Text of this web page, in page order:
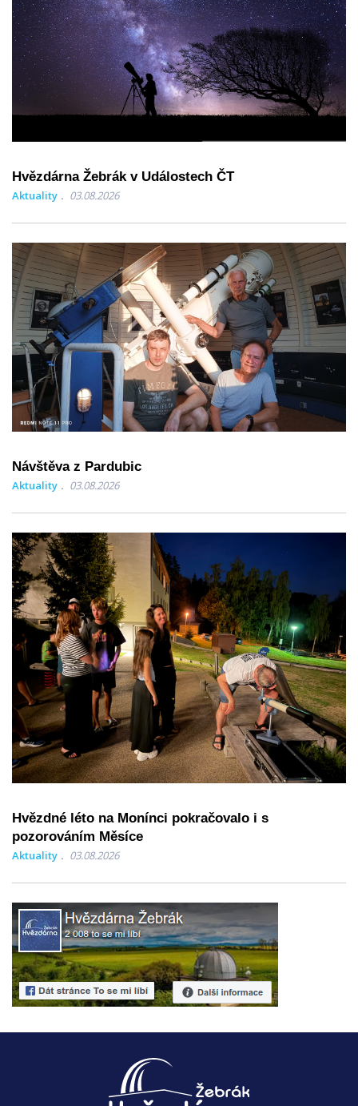
Hvězdárna Žebrák v Událostech ČT
Aktuality 03.08.2026
Návštěva z Pardubic
Aktuality 03.08.2026
Hvězdné léto na Monínci pokračovalo i s
pozorováním Měsíce
Aktuality 03.08.2026